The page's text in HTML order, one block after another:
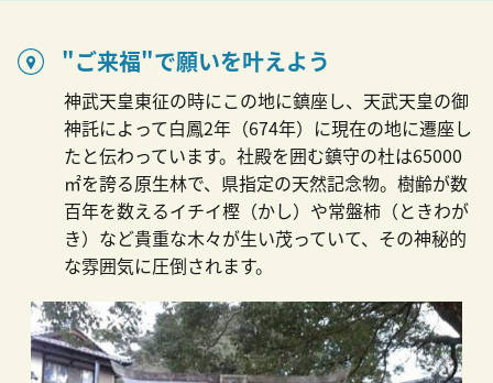
"ご来福"で願いを叶えよう
神武天皇東征の時にこの地に鎮座し、天武天皇の御
神託によって白鳳2年（674年）に現在の地に遷座し
たと伝わっています。社殿を囲む鎮守の杜は65000
㎡を誇る原生林で、県指定の天然記念物。樹齢が数
百年を数えるイチイ樫（かし）や常盤柿（ときわが
き）など貴重な木々が生い茂っていて、その神秘的
な雰囲気に圧倒されます。